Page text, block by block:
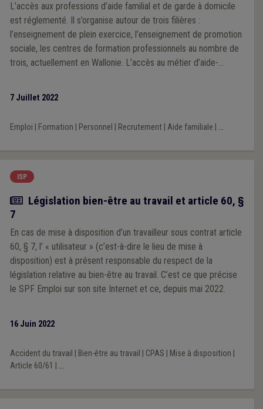
L’accès aux professions d’aide familial et de garde à domicile
est réglementé. Il s’organise autour de trois filières :
l’enseignement de plein exercice, l’enseignement de promotion
sociale, les centres de formation professionnels au nombre de
trois, actuellement en Wallonie. L’accès au métier d’aide-
7 Juillet 2022
Emploi Formation Personnel Recrutement| Aide familiale ...
ISP
Actualité
Législation bien-être au travail et article 60, §
7
En cas de mise à disposition d’un travailleur sous contrat article
60, § 7, l’ « utilisateur » (c’est-à-dire le lieu de mise à
disposition) est à présent responsable du respect de la
législation relative au bien-être au travail. C’est ce que précise
le SPF Emploi sur son site Internet et ce, depuis mai 2022.
16 Juin 2022
Accident du travail Bien-être au travail CPAS Mise à disposition
Article 60/61
...